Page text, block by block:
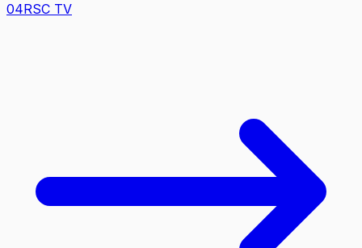
04RSC TV